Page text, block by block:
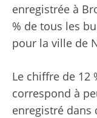
enregistrée à
% de tous les
pour la ville de
Le chiffre de 12
correspond à
enregistré dans